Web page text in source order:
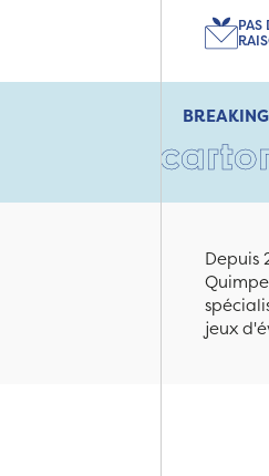
PAS
carton
Depuis
jeux